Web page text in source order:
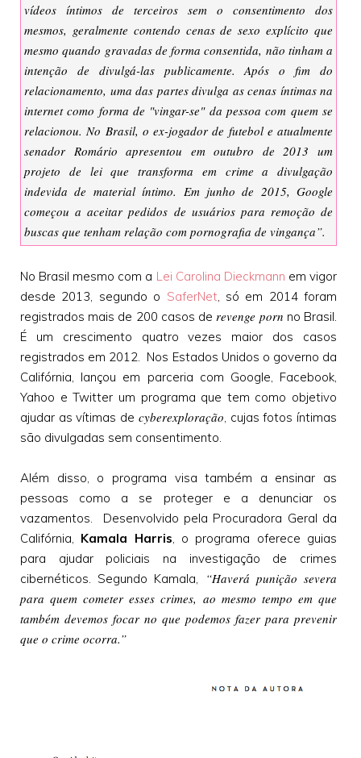
vídeos íntimos de terceiros sem o consentimento dos
mesmos, geralmente contendo cenas de sexo explícito que
mesmo quando gravadas de forma consentida, não tinham a
intenção de divulgá-las publicamente. Após o fim do
relacionamento, uma das partes divulga as cenas íntimas na
internet como forma de "vingar-se" da pessoa com quem se
relacionou. No Brasil, o ex-jogador de futebol e atualmente
senador Romário apresentou em outubro de 2013 um
projeto de lei que transforma em crime a divulgação
indevida de material íntimo. Em junho de 2015, Google
começou a aceitar pedidos de usuários para remoção de
buscas que tenham relação com pornografia de vingança”.
No Brasil mesmo com a Lei Carolina Dieckmann em vigor
desde 2013, segundo o SaferNet , só em 2014 foram
registrados mais de 200 casos de revenge porn no Brasil.
É um crescimento quatro vezes maior dos casos
registrados em 2012. Nos Estados Unidos o governo da
Califórnia, lançou em parceria com Google, Facebook,
Yahoo e Twitter um programa que tem como objetivo
ajudar as vítimas de cyberexploração , cujas fotos íntimas
são divulgadas sem consentimento.
Além disso, o programa visa também a ensinar as
pessoas como a se proteger e a denunciar os
vazamentos. Desenvolvido pela Procuradora Geral da
Califórnia, Kamala Harris , o programa oferece guias
para ajudar policiais na investigação de crimes
cibernéticos. Segundo Kamala,
“Haverá punição severa
para quem cometer esses crimes, ao mesmo tempo em que
também devemos focar no que podemos fazer para prevenir
que o crime ocorra.”